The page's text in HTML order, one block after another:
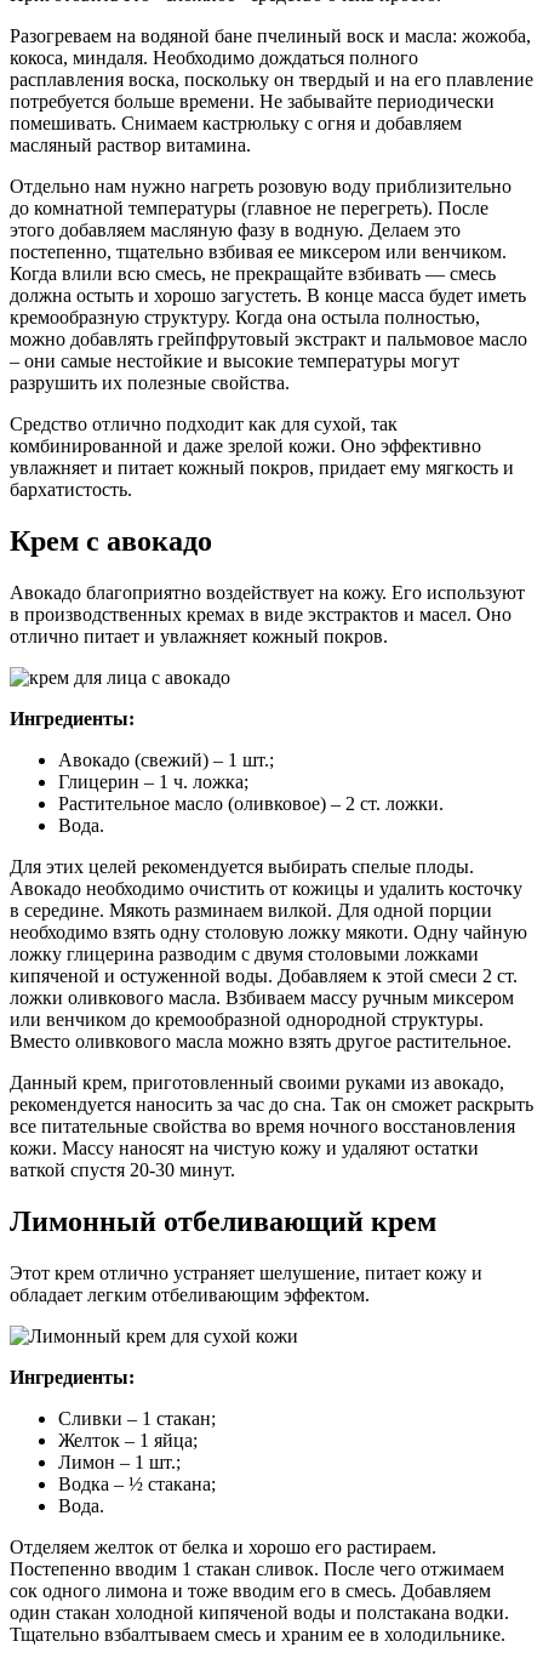
Разогреваем на водяной бане пчелиный воск и масла: жожоба,
кокоса, миндаля. Необходимо дождаться полного
расплавления воска, поскольку он твердый и на его плавление
потребуется больше времени. Не забывайте периодически
помешивать. Снимаем кастрюльку с огня и добавляем
масляный раствор витамина.
Отдельно нам нужно нагреть розовую воду приблизительно
до комнатной температуры (главное не перегреть). После
этого добавляем масляную фазу в водную. Делаем это
постепенно, тщательно взбивая ее миксером или венчиком.
Когда влили всю смесь, не прекращайте взбивать — смесь
должна остыть и хорошо загустеть. В конце масса будет иметь
кремообразную структуру. Когда она остыла полностью,
можно добавлять грейпфрутовый экстракт и пальмовое масло
– они самые нестойкие и высокие температуры могут
разрушить их полезные свойства.
Средство отлично подходит как для сухой, так
комбинированной и даже зрелой кожи. Оно эффективно
увлажняет и питает кожный покров, придает ему мягкость и
бархатистость.
Крем с авокадо
Авокадо благоприятно воздействует на кожу. Его используют
в производственных кремах в виде экстрактов и масел. Оно
отлично питает и увлажняет кожный покров.
Ингредиенты:
Авокадо (свежий) – 1 шт.;
Глицерин – 1 ч. ложка;
Растительное масло (оливковое) – 2 ст. ложки.
Вода.
Для этих целей рекомендуется выбирать спелые плоды.
Авокадо необходимо очистить от кожицы и удалить косточку
в середине. Мякоть разминаем вилкой. Для одной порции
необходимо взять одну столовую ложку мякоти. Одну чайную
ложку глицерина разводим с двумя столовыми ложками
кипяченой и остуженной воды. Добавляем к этой смеси 2 ст.
ложки оливкового масла. Взбиваем массу ручным миксером
или венчиком до кремообразной однородной структуры.
Вместо оливкового масла можно взять другое растительное.
Данный крем, приготовленный своими руками из авокадо,
рекомендуется наносить за час до сна. Так он сможет раскрыть
все питательные свойства во время ночного восстановления
кожи. Массу наносят на чистую кожу и удаляют остатки
ваткой спустя 20-30 минут.
Лимонный отбеливающий крем
Этот крем отлично устраняет шелушение, питает кожу и
обладает легким отбеливающим эффектом.
Ингредиенты:
Сливки – 1 стакан;
Желток – 1 яйца;
Лимон – 1 шт.;
Водка – ½ стакана;
Вода.
Отделяем желток от белка и хорошо его растираем.
Постепенно вводим 1 стакан сливок. После чего отжимаем
сок одного лимона и тоже вводим его в смесь. Добавляем
один стакан холодной кипяченой воды и полстакана водки.
Тщательно взбалтываем смесь и храним ее в холодильнике.